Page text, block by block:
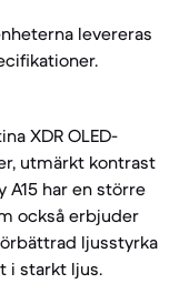
levereras
XDR OLED-
utmärkt kontrast
A15 har en större
också erbjuder
ljusstyrka
i starkt ljus.